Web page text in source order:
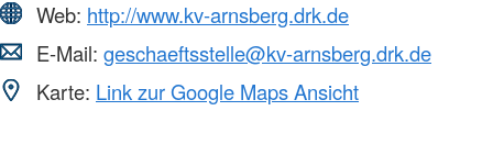
Web: http://www.kv-arnsberg.drk.de
E-Mail: geschaeftsstelle@kv-arnsberg.drk.de
Karte: Link zur Google Maps Ansicht